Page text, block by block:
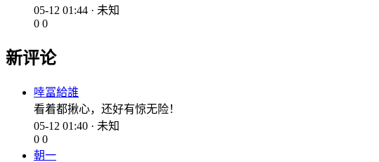
05-12 01:44 · 未知
0 0
新评论
啈冨給誰
看着都揪心，还好有惊无险！
05-12 01:40 · 未知
0 0
朝一